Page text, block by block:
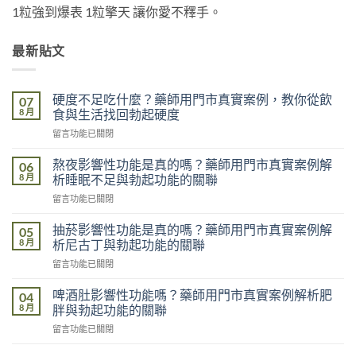
1粒強到爆表 1粒擎天 讓你愛不釋手。
最新貼文
07
8 月
硬度不足吃什麼？藥師用門市真實案例，教你從飲
食與生活找回勃起硬度
在
度
不
足
吃
麼？
藥
師
用
市
真
案
留言功能已關閉
06
8 月
熬夜影響性功能是真的嗎？藥師用門市真實案例解
析睡眠不足與勃起功能的關聯
在
夜
影
響
性
能
是
真
的
留言功能已關閉
05
8 月
抽菸影響性功能是真的嗎？藥師用門市真實案例解
析尼古丁與勃起功能的關聯
在
菸
影
響
性
留言功能已關閉
04
8 月
啤酒肚影響性功能嗎？藥師用門市真實案例解析肥
胖與勃起功能的關聯
在
留言功能已關閉